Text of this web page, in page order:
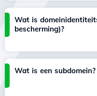
Wat is
bescherming)?
Wat is een subdomein?